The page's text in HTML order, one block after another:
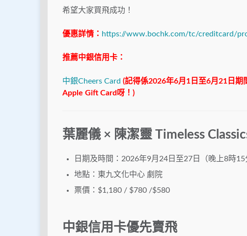
希望大家買飛成功！
優惠詳情： https://www.bochk.com/tc/creditcard/
推薦中銀信用卡：
中銀Cheers Card (記得係2026年6月1日至6月21日
Apple Gift Card呀！)
葉麗儀 × 陳潔靈 Timeless
日期及時間：2026年9月24日至27日（晚上8時15
地點：東九文化中心 劇院
票價：$1,180 / $780 /$580
中銀信用卡優先賣飛